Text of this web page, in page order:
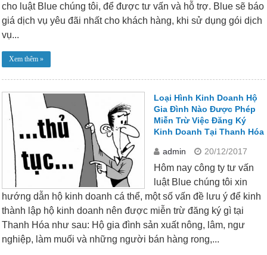
cho luật Blue chúng tôi, để được tư vấn và hỗ trợ. Blue sẽ báo
giá dịch vụ yêu đãi nhất cho khách hàng, khi sử dụng gói dịch
vụ...
Xem thêm »
Loại Hình Kinh Doanh Hộ
Gia Đình Nào Được Phép
Miễn Trừ Việc Đăng Ký
Kinh Doanh Tại Thanh Hóa
admin 20/12/2017
Hôm nay công ty tư vấn
luật Blue chúng tôi xin
hướng dẫn hộ kinh doanh cá thể, một số vấn đề lưu ý để kinh
thành lập hộ kinh doanh nên được miễn trừ đăng ký gì tại
Thanh Hóa như sau: Hộ gia đình sản xuất nông, lâm, ngư
nghiệp, làm muối và những người bán hàng rong,...